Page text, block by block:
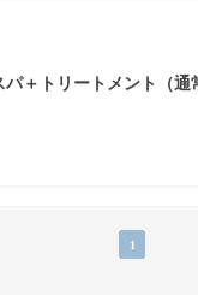
＋トリートメント（通
1